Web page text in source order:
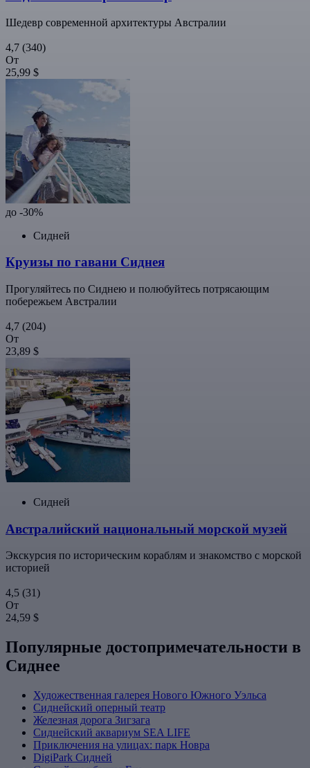
Шедевр современной архитектуры Австралии
4,7 (340)
От
25,99 $
до -30%
Сидней
Круизы по гавани Сиднея
Прогуляйтесь по Сиднею и полюбуйтесь потрясающим
побережьем Австралии
4,7 (204)
От
23,89 $
Сидней
Австралийский национальный морской музей
Экскурсия по историческим кораблям и знакомство с морской
историей
4,5 (31)
От
24,59 $
Популярные достопримечательности в
Сиднее
Художественная галерея Нового Южного Уэльса
Сиднейский оперный театр
Железная дорога Зигзага
Сиднейский аквариум SEA LIFE
Приключения на улицах: парк Новра
DigiPark Сидней